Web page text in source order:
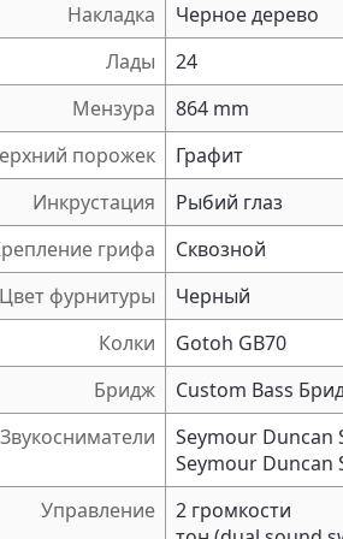
Накладка
Черное дерево
Лады
24
Мензура
864 mm
порожек
Графит
Инкрустация
Рыбий глаз
грифа
Сквозной
фурнитуры
Черный
Колки
Gotoh GB70
Бридж
Custom Bass
Звукосниматели
Seymour Duncan
Seymour Duncan
Управление
2 громкости